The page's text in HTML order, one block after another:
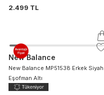
2.499 TL
New Balance
New Balance MP51538 Erkek Siyah
Eşofman Altı